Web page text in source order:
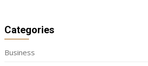
Categories
Business